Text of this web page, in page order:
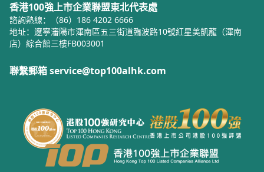
香港100強上市企業聯盟東北代表處
諮詢熱線：（86）186 4202 6666
地址：遼寧瀋陽市渾南區五三街道臨波路10號紅星美凱龍（渾南
店）綜合館三樓FB003001
聯繫郵箱 service@top100alhk.com